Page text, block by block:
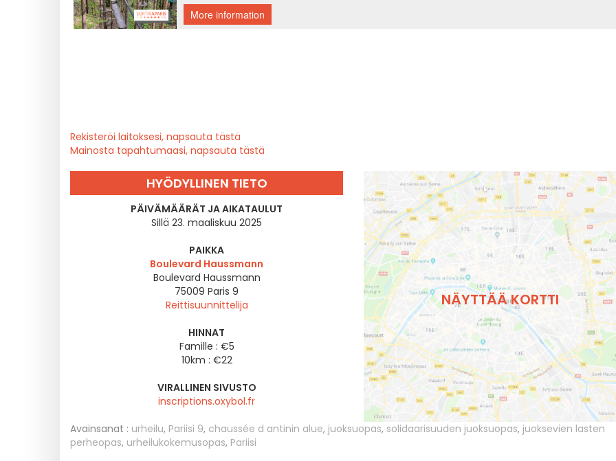
Rekisteröi laitoksesi, napsauta tästä
Mainosta tapahtumaasi, napsauta tästä
HYÖDYLLINEN TIETO
PÄIVÄMÄÄRÄT JA AIKATAULUT
Sillä 23. maaliskuu 2025
PAIKKA
Boulevard Haussmann
Boulevard Haussmann
75009 Paris 9
Reittisuunnittelija
HINNAT
Famille : €5
10km : €22
VIRALLINEN SIVUSTO
inscriptions.oxybol.fr
NÄYTTÄÄ KORTTI
Avainsanat : urheilu, Pariisi 9, chaussée d antinin alue, juoksuopas, solidaarisuuden juoksuopas, juoksevien lasten
perheopas, urheilukokemusopas, Pariisi